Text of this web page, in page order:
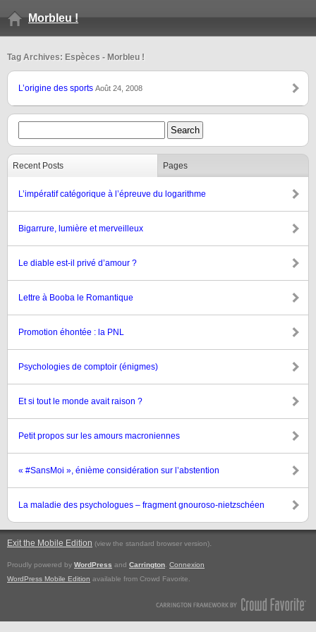
Morbleu !
Tag Archives: Espèces - Morbleu !
L’origine des sports Août 24, 2008
Recent Posts Pages
L’impératif catégorique à l’épreuve du logarithme
Bigarrure, lumière et merveilleux
Le diable est-il privé d’amour ?
Lettre à Booba le Romantique
Promotion éhontée : la PNL
Psychologies de comptoir (énigmes)
Et si tout le monde avait raison ?
Petit propos sur les amours macroniennes
« #SansMoi », énième considération sur l’abstention
La maladie des psychologues – fragment gnouroso-nietzschéen
Exit the Mobile Edition (view the standard browser version).
Proudly powered by WordPress and Carrington Connexion
WordPress Mobile Edition available from Crowd Favorite.